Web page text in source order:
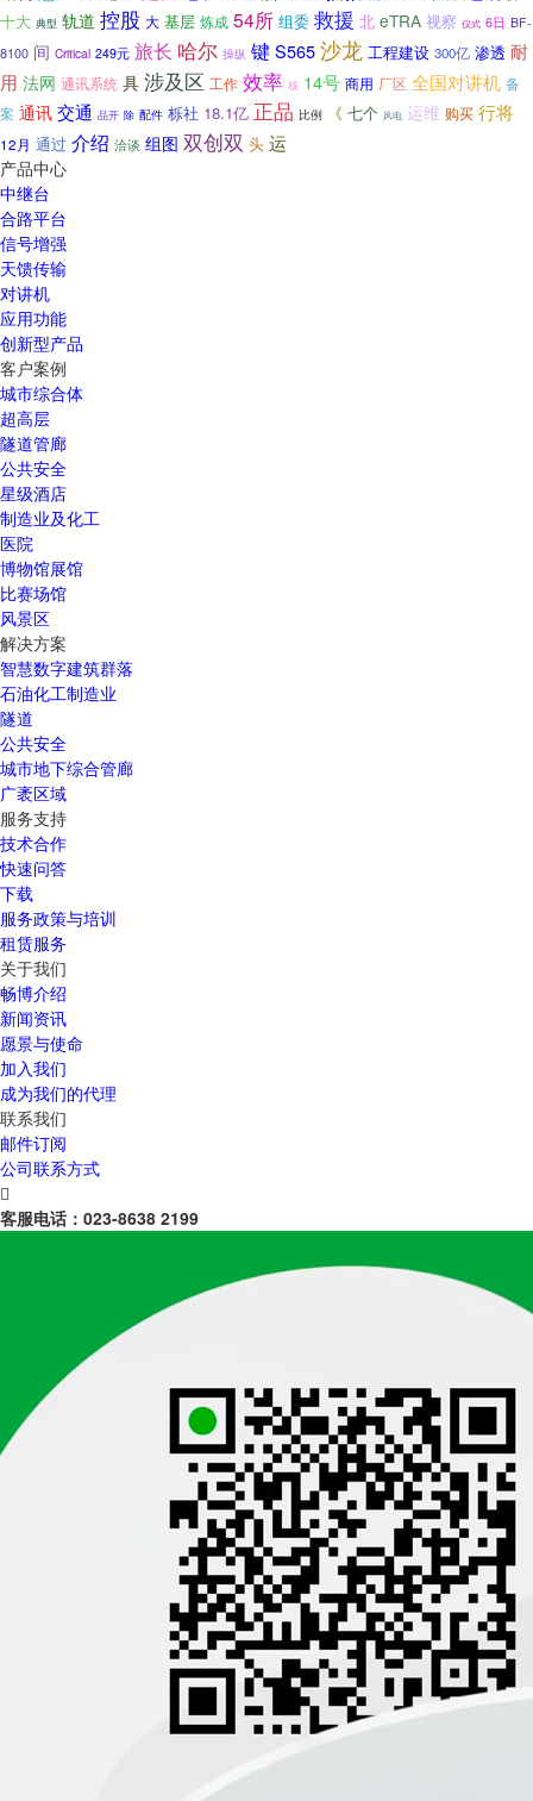
十大 典型 轨道 控股 大 基层 炼成 54所 组委 救援 北 eTRA 视察 仪式 6日 BF-
8100 间 Critical 249元 旅长 哈尔 操纵 键S565沙龙 工程建设 300亿 渗透 耐
用 法网 通讯系统 具 涉及区 工作 效率 核 14号 商用 厂区 全国对讲机 备
案 通讯 交通 品开 除 配件 栎社 18.1亿 正品 比例 《 七个 风电 运维 购买 行将
12月 通过 介绍 洽谈 组图 双创双 头 运
产品中心
中继台
合路平台
信号增强
天馈传输
对讲机
应用功能
创新型产品
客户案例
城市综合体
超高层
隧道管廊
公共安全
星级酒店
制造业及化工
医院
博物馆展馆
比赛场馆
风景区
解决方案
智慧数字建筑群落
石油化工制造业
隧道
公共安全
城市地下综合管廊
广袤区域
服务支持
技术合作
快速问答
下载
服务政策与培训
租赁服务
关于我们
畅博介绍
新闻资讯
愿景与使命
加入我们
成为我们的代理
联系我们
邮件订阅
公司联系方式

客服电话： 023-8638 2199